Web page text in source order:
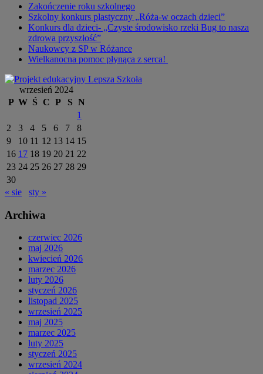
Zakończenie roku szkolnego
Szkolny konkurs plastyczny „Róża-w oczach dzieci”
Konkurs dla dzieci- „Czyste środowisko rzeki Bug to nasza
zdrowa przyszłość”
Naukowcy z SP w Różance
Wielkanocna pomoc płynąca z serca!
wrzesień 2024
P W Ś C P S N
1
2
3 4 5 6 7
8
9
10 11 12 13 14 15
16 17 18 19 20 21 22
23 24 25 26 27 28 29
30
« sie
sty »
Archiwa
czerwiec 2026
maj 2026
kwiecień 2026
marzec 2026
luty 2026
styczeń 2026
listopad 2025
wrzesień 2025
maj 2025
marzec 2025
luty 2025
styczeń 2025
wrzesień 2024